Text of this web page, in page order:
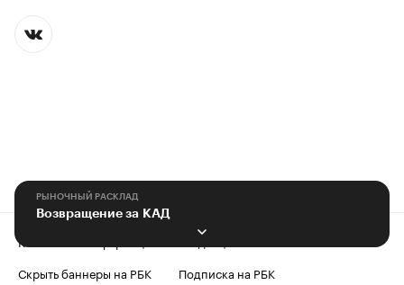
РЫНОЧНЫЙ РАСКЛАД
Возвращение за КАД
Контактная информация
Скрыть баннеры на РБК
Подписка на РБК